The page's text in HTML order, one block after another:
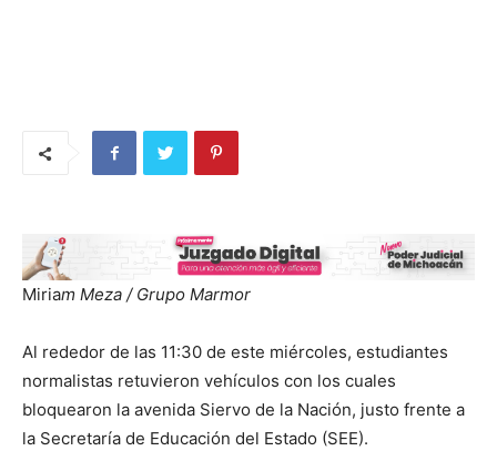
Miriam Meza / Grupo Marmor
Al rededor de las 11:30 de este miércoles, estudiantes
normalistas retuvieron vehículos con los cuales
bloquearon la avenida Siervo de la Nación, justo frente a
la Secretaría de Educación del Estado (SEE).